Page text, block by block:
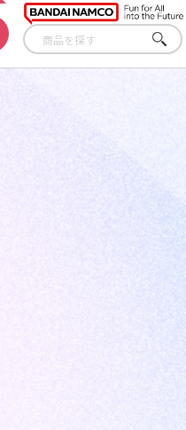
さが
す